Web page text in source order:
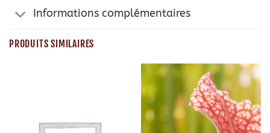
Informations complémentaires
PRODUITS SIMILAIRES